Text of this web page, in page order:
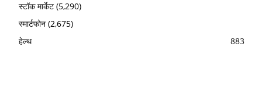
स्टॉक मार्केट (5,290)
स्मार्टफोन (2,675)
हेल्थ
883